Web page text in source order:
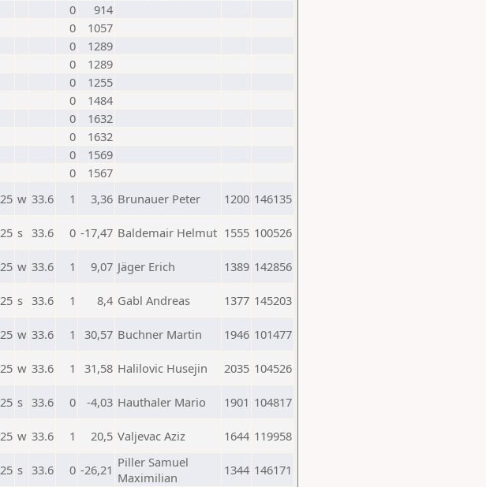
0
914
0
1057
0
1289
0
1289
0
1255
0
1484
0
1632
0
1632
0
1569
0
1567
w 33.6 1 3,36 Brunauer Peter 1200 146135
s 33.6 0 -17,47 Baldemair Helmut 1555 100526
w 33.6 1 9,07 Jäger Erich 1389 142856
s 33.6 1 8,4 Gabl Andreas 1377 145203
w 33.6 1 30,57 Buchner Martin 1946 101477
w 33.6 1 31,58 Halilovic Husejin 2035 104526
s 33.6 0 -4,03 Hauthaler Mario 1901 104817
w 33.6 1 20,5 Valjevac Aziz 1644 119958
s 33.6 0 -26,21 Piller Samuel
Maximilian
1344 146171